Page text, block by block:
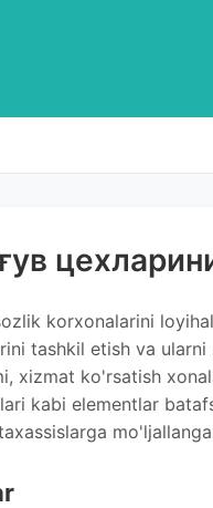
korxonalarini
tashkil etish va
xizmat ko'rsatish
kabi elementlar